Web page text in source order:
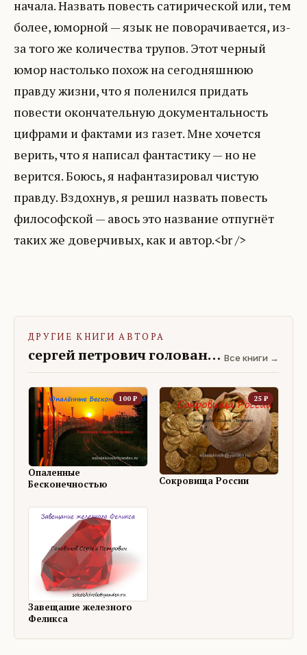
начала. Назвать повесть сатирической или, тем
более, юморной — язык не поворачивается, из-
за того же количества трупов. Этот черный
юмор настолько похож на сегодняшнюю
правду жизни, что я поленился придать
повести окончательную документальность
цифрами и фактами из газет. Мне хочется
верить, что я написал фантастику — но не
верится. Боюсь, я нафантазировал чистую
правду. Вздохнув, я решил назвать повесть
философской — авось это название отпугнёт
таких же доверчивых, как и автор.<br />
ДРУГИЕ КНИГИ АВТОРА
сергей петрович голованов Все книги →
100 ₽
Опаленные
Бесконечностью
25 ₽
Сокровища России
Завещание железного
Феликса